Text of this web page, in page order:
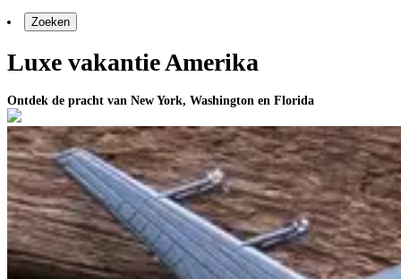
Zoeken
Luxe vakantie Amerika
Ontdek de pracht van New York, Washington en Florida